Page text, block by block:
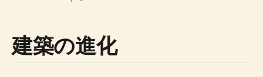
建築の進化